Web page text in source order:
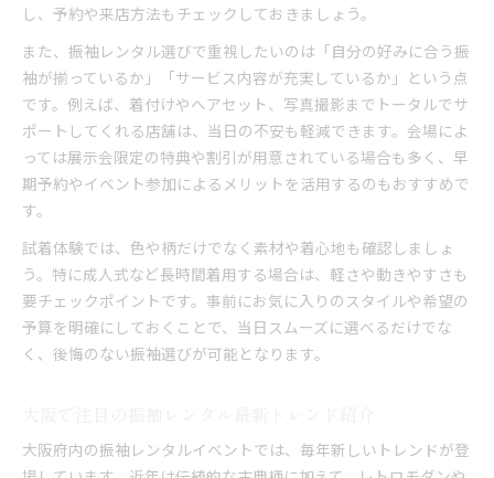
し、予約や来店方法もチェックしておきましょう。
また、振袖レンタル選びで重視したいのは「自分の好みに合う振
袖が揃っているか」「サービス内容が充実しているか」という点
です。例えば、着付けやヘアセット、写真撮影までトータルでサ
ポートしてくれる店舗は、当日の不安も軽減できます。会場によ
っては展示会限定の特典や割引が用意されている場合も多く、早
期予約やイベント参加によるメリットを活用するのもおすすめで
す。
試着体験では、色や柄だけでなく素材や着心地も確認しましょ
う。特に成人式など長時間着用する場合は、軽さや動きやすさも
要チェックポイントです。事前にお気に入りのスタイルや希望の
予算を明確にしておくことで、当日スムーズに選べるだけでな
く、後悔のない振袖選びが可能となります。
大阪府内の振袖レンタルイベントでは、毎年新しいトレンドが登